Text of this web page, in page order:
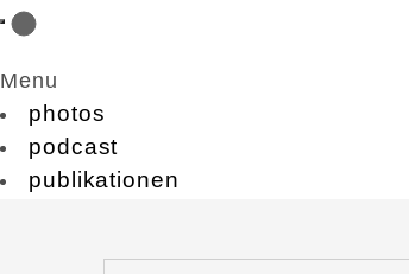
Menu
photos
podcast
publikationen